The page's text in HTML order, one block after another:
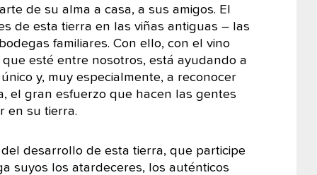
de su alma a casa, a sus amigos. El
de esta tierra en las viñas antiguas – las
familiares. Con ello, con el vino
esté entre nosotros, está ayudando a
y, muy especialmente, a reconocer
el gran esfuerzo que hacen las gentes
en su tierra.
desarrollo de esta tierra, que participe
suyos los atardeceres, los auténticos